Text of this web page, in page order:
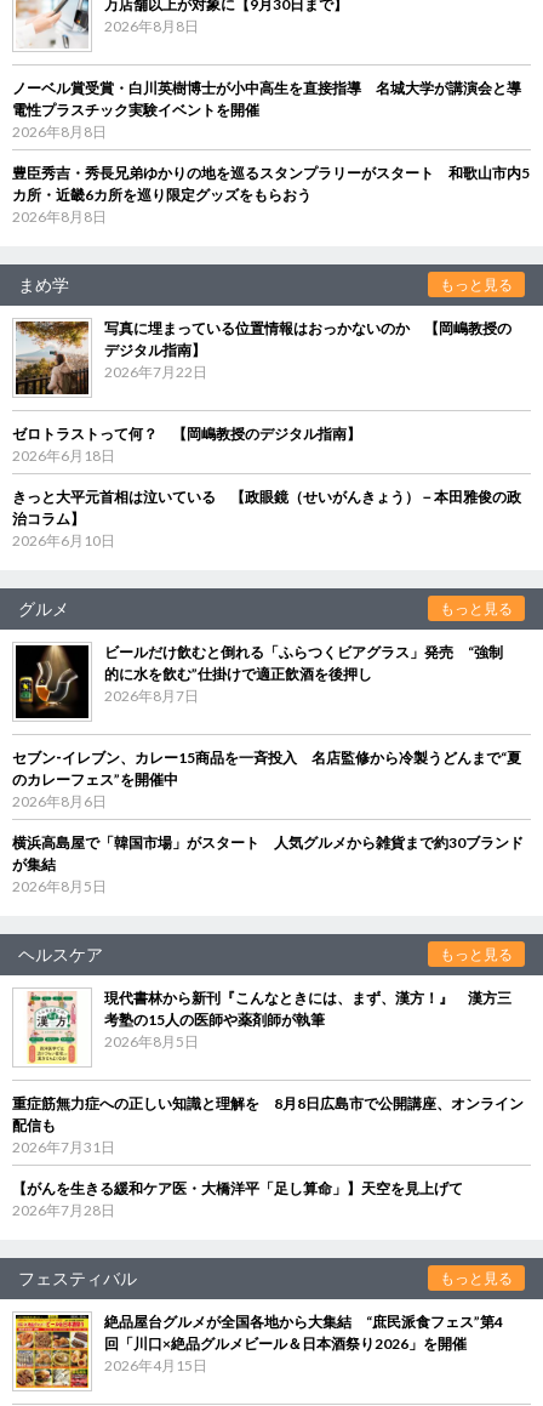
万店舗以上が対象に【9月30日まで】
2026年8月8日
ノーベル賞受賞・白川英樹博士が小中高生を直接指導 名城大学が講演会と導
電性プラスチック実験イベントを開催
2026年8月8日
豊臣秀吉・秀長兄弟ゆかりの地を巡るスタンプラリーがスタート 和歌山市内5
カ所・近畿6カ所を巡り限定グッズをもらおう
2026年8月8日
まめ学 もっと見る
写真に埋まっている位置情報はおっかないのか 【岡嶋教授の
デジタル指南】
2026年7月22日
ゼロトラストって何？ 【岡嶋教授のデジタル指南】
2026年6月18日
きっと大平元首相は泣いている 【政眼鏡（せいがんきょう）－本田雅俊の政
治コラム】
2026年6月10日
グルメ もっと見る
ビールだけ飲むと倒れる「ふらつくビアグラス」発売 “強制
的に水を飲む”仕掛けで適正飲酒を後押し
2026年8月7日
セブン‐イレブン、カレー15商品を一斉投入 名店監修から冷製うどんまで“夏
のカレーフェス”を開催中
2026年8月6日
横浜高島屋で「韓国市場」がスタート 人気グルメから雑貨まで約30ブランド
が集結
2026年8月5日
ヘルスケア もっと見る
現代書林から新刊『こんなときには、まず、漢方！』 漢方三
考塾の15人の医師や薬剤師が執筆
2026年8月5日
重症筋無力症への正しい知識と理解を 8月8日広島市で公開講座、オンライン
配信も
2026年7月31日
【がんを生きる緩和ケア医・大橋洋平「足し算命」】天空を見上げて
2026年7月28日
フェスティバル もっと見る
絶品屋台グルメが全国各地から大集結 “庶民派食フェス”第4
回「川口×絶品グルメビール＆日本酒祭り2026」を開催
2026年4月15日